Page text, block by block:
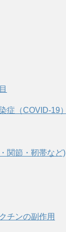
症（COVID‑19）
関節・靭帯など)
チンの副作用